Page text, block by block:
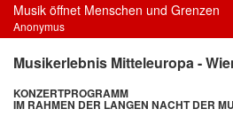
Musik öffnet Menschen und Grenzen
Anonymus
Musikerlebnis Mitteleuropa -
KONZERTPROGRAMM
IM RAHMEN DER LANGEN NACHT DER